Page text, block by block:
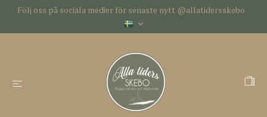
Följ oss på sociala medier för senaste nytt @allatidersskebo